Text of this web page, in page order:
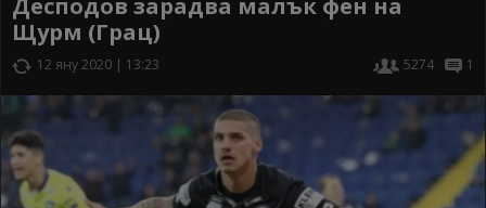
Десподов зарадва малък фен на
Щурм (Грац)
12 яну 2020 | 13:23 5274 1